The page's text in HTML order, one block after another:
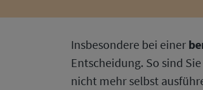
Insbesondere bei einer
Entscheidung. So sind
nicht mehr selbst